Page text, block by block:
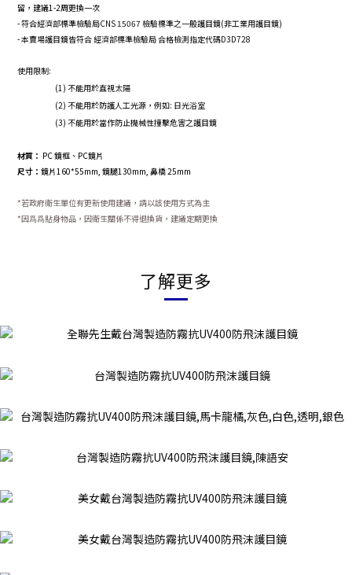
留，建議1-2周更換一次
-符合經濟部標準檢驗局CNS 15067 檢驗標準之一般護目鏡(非工業用護目鏡)
-本賣場護目鏡皆符合 經濟部標準檢驗局 合格檢測指定代碼D3D728
使用限制:
(1) 不能用於直視太陽
(2) 不能用於防護人工光源，例如: 日光浴室
(3) 不能用於當作防止機械性撞擊危害之護目鏡
材質： PC 鏡框、PC鏡片
尺寸： 鏡片160*55mm, 鏡腿130mm, 鼻橋 25mm
*若政府衛生單位有更新使用建議，請以該使用方式為主
*因爲爲貼身物品，因衛生關係不得退換貨，建議定期更換
了解更多